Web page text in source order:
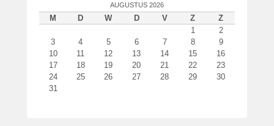
AUGUSTUS 2026
M D W D V Z
Z
1
2
3
4 5 6 7 8
9
10
11 12 13 14 15
16
17
18 19 20 21 22
23
24
25 26 27 28 29
30
31